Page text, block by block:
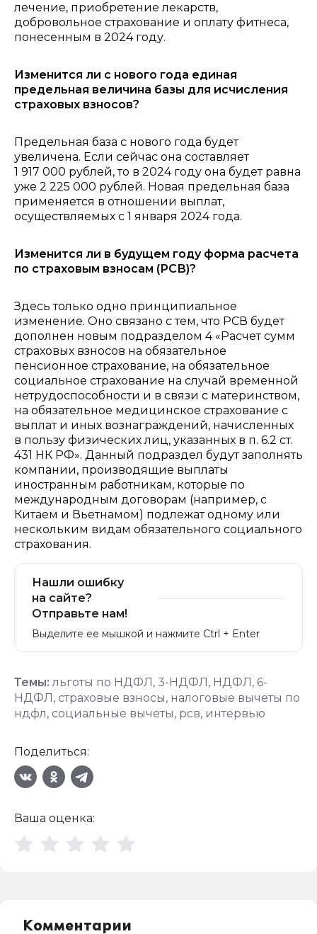
лечение, приобретение лекарств,
добровольное страхование и оплату фитнеса,
понесенным в 2024 году.
Изменится ли с нового года единая
предельная величина базы для исчисления
страховых взносов?
Предельная база с нового года будет
увеличена. Если сейчас она составляет
1 917 000 рублей, то в 2024 году она будет равна
уже 2 225 000 рублей. Новая предельная база
применяется в отношении выплат,
осуществляемых с 1 января 2024 года.
Изменится ли в будущем году форма расчета
по страховым взносам (РСВ)?
Здесь только одно принципиальное
изменение. Оно связано с тем, что РСВ будет
дополнен новым подразделом 4 «Расчет сумм
страховых взносов на обязательное
пенсионное страхование, на обязательное
социальное страхование на случай временной
нетрудоспособности и в связи с материнством,
на обязательное медицинское страхование с
выплат и иных вознаграждений, начисленных
в пользу физических лиц, указанных в п. 6.2 ст.
431 НК РФ». Данный подраздел будут заполнять
компании, производящие выплаты
иностранным работникам, которые по
международным договорам (например, с
Китаем и Вьетнамом) подлежат одному или
нескольким видам обязательного социального
страхования.
Нашли ошибку
на сайте?
Отправьте нам!
Выделите ее мышкой и нажмите Ctrl + Enter
Темы: льготы по НДФЛ, 3-НДФЛ, НДФЛ, 6-
НДФЛ, страховые взносы, налоговые вычеты по
ндфл, социальные вычеты, рсв, интервью
Поделиться:
Ваша оценка:
Комментарии